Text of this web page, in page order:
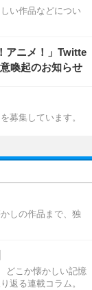
い作品などについ
アニメ！」Twitte
喚起のお知らせ
募集しています。
しの作品まで、独
どこか懐かしい記憶
返る連載コラム。